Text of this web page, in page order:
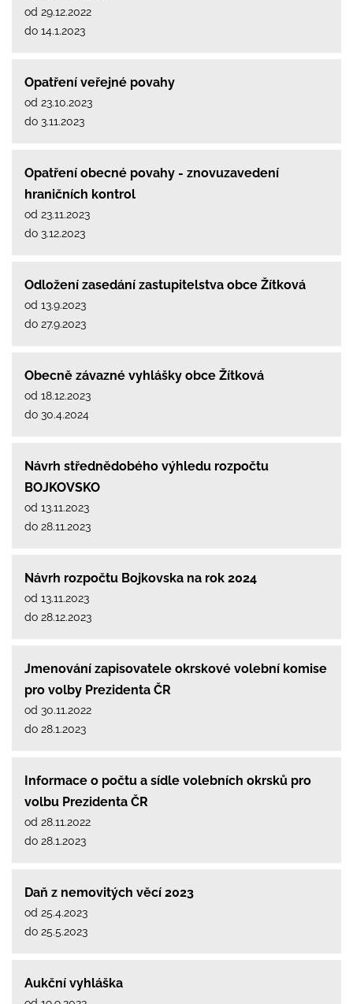
od 29.12.2022
do 14.1.2023
Opatření veřejné povahy
od 23.10.2023
do 3.11.2023
Opatření obecné povahy - znovuzavedení
hraničních kontrol
od 23.11.2023
do 3.12.2023
Odložení zasedání zastupitelstva obce Žítková
od 13.9.2023
do 27.9.2023
Obecně závazné vyhlášky obce Žítková
od 18.12.2023
do 30.4.2024
Návrh střednědobého výhledu rozpočtu
BOJKOVSKO
od 13.11.2023
do 28.11.2023
Návrh rozpočtu Bojkovska na rok 2024
od 13.11.2023
do 28.12.2023
Jmenování zapisovatele okrskové volební komise
pro volby Prezidenta ČR
od 30.11.2022
do 28.1.2023
Informace o počtu a sídle volebních okrsků pro
volbu Prezidenta ČR
od 28.11.2022
do 28.1.2023
Daň z nemovitých věcí 2023
od 25.4.2023
do 25.5.2023
Aukční vyhláška